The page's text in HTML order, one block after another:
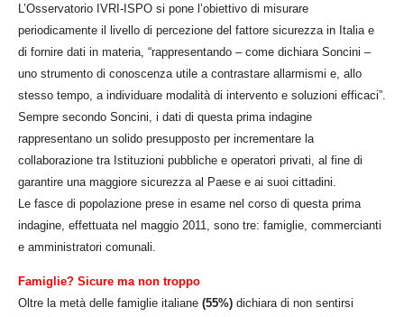
L’Osservatorio IVRI-ISPO si pone l’obiettivo di misurare
periodicamente il livello di percezione del fattore sicurezza in Italia e
di fornire dati in materia, “rappresentando – come dichiara Soncini –
uno strumento di conoscenza utile a contrastare allarmismi e, allo
stesso tempo, a individuare modalità di intervento e soluzioni efficaci”.
Sempre secondo Soncini, i dati di questa prima indagine
rappresentano un solido presupposto per incrementare la
collaborazione tra Istituzioni pubbliche e operatori privati, al fine di
garantire una maggiore sicurezza al Paese e ai suoi cittadini.
Le fasce di popolazione prese in esame nel corso di questa prima
indagine, effettuata nel maggio 2011, sono tre: famiglie, commercianti
e amministratori comunali.
Famiglie? Sicure ma non troppo
Oltre la metà delle famiglie italiane (55%) dichiara di non sentirsi